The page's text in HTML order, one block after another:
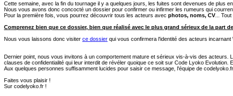
Cette semaine, avec la fin du tournage il y a quelques jours, les fuites sont devenues de plus
Nous vous avons donc concocté un dossier pour confirmer ou infirmer les rumeurs qui
Pour la première fois, vous pourrez découvrir tous les acteurs avec photos, noms, CV... Tout
Comprenez bien que ce dossier, bien que réalisé avec le plus grand sérieux de la
Nous vous laissons donc visiter ce dossier qui vous confirmera l'identité des acteurs
Dernier point, nous vous invitons à un comportement mature et sérieux vis-à-vis des
clauses de confidentialité qui leur interdit de révéler quoique ce soit sur Code Lyoko
Aux quelques personnes suffisamment lucides pour saisir ce message, l'équipe de
Faites vous plaisir !
Sur codelyoko.fr !